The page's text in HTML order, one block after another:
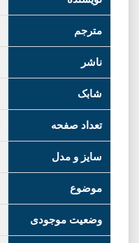
مترجم
ناشر
شابک
تعداد صفحه
سایز و مدل
موضوع
وضعیت موجودی